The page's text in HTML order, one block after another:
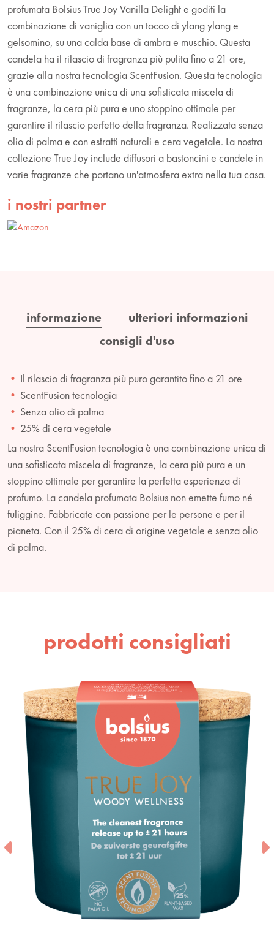
profumata Bolsius True Joy Vanilla Delight e goditi la
combinazione di vaniglia con un tocco di ylang ylang e
gelsomino, su una calda base di ambra e muschio. Questa
candela ha il rilascio di fragranza più pulita fino a 21 ore,
grazie alla nostra tecnologia ScentFusion. Questa tecnologia
è una combinazione unica di una sofisticata miscela di
fragranze, la cera più pura e uno stoppino ottimale per
garantire il rilascio perfetto della fragranza. Realizzata senza
olio di palma e con estratti naturali e cera vegetale. La nostra
collezione True Joy include diffusori a bastoncini e candele in
varie fragranze che portano un'atmosfera extra nella tua casa.
i nostri partner
informazione
ulteriori informazioni
consigli d'uso
Il rilascio di fragranza più puro garantito fino a 21 ore
ScentFusion tecnologia
Senza olio di palma
25% di cera vegetale
La nostra ScentFusion tecnologia è una combinazione unica di
una sofisticata miscela di fragranze, la cera più pura e un
stoppino ottimale per garantire la perfetta esperienza di
profumo. La candela profumata Bolsius non emette fumo né
fuliggine. Fabbricate con passione per le persone e per il
pianeta. Con il 25% di cera di origine vegetale e senza olio
di palma.
prodotti consigliati